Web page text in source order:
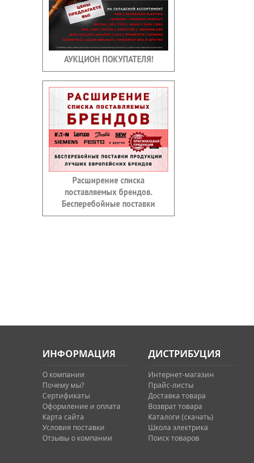
АУКЦИОН ПОКУПАТЕЛЯ!
Расширение списка
поставляемых брендов.
Бесперебойные поставки
ИНФОРМАЦИЯ
О компании
Почему мы?
Сертификаты
Оформление и оплата
Карта сайта
Условия поставки
Отзывы о компании
ДИСТРИБУЦИЯ
Интернет-магазин
Прайс-листы
Доставка товара
Возврат товара
Каталоги (скачать)
Школа электрика
Поиск товаров